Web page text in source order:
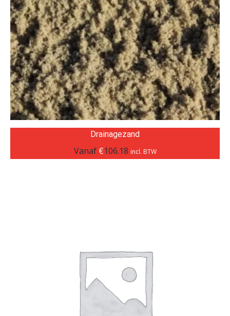
Drainagezand
Vanaf €106.18 incl. BTW